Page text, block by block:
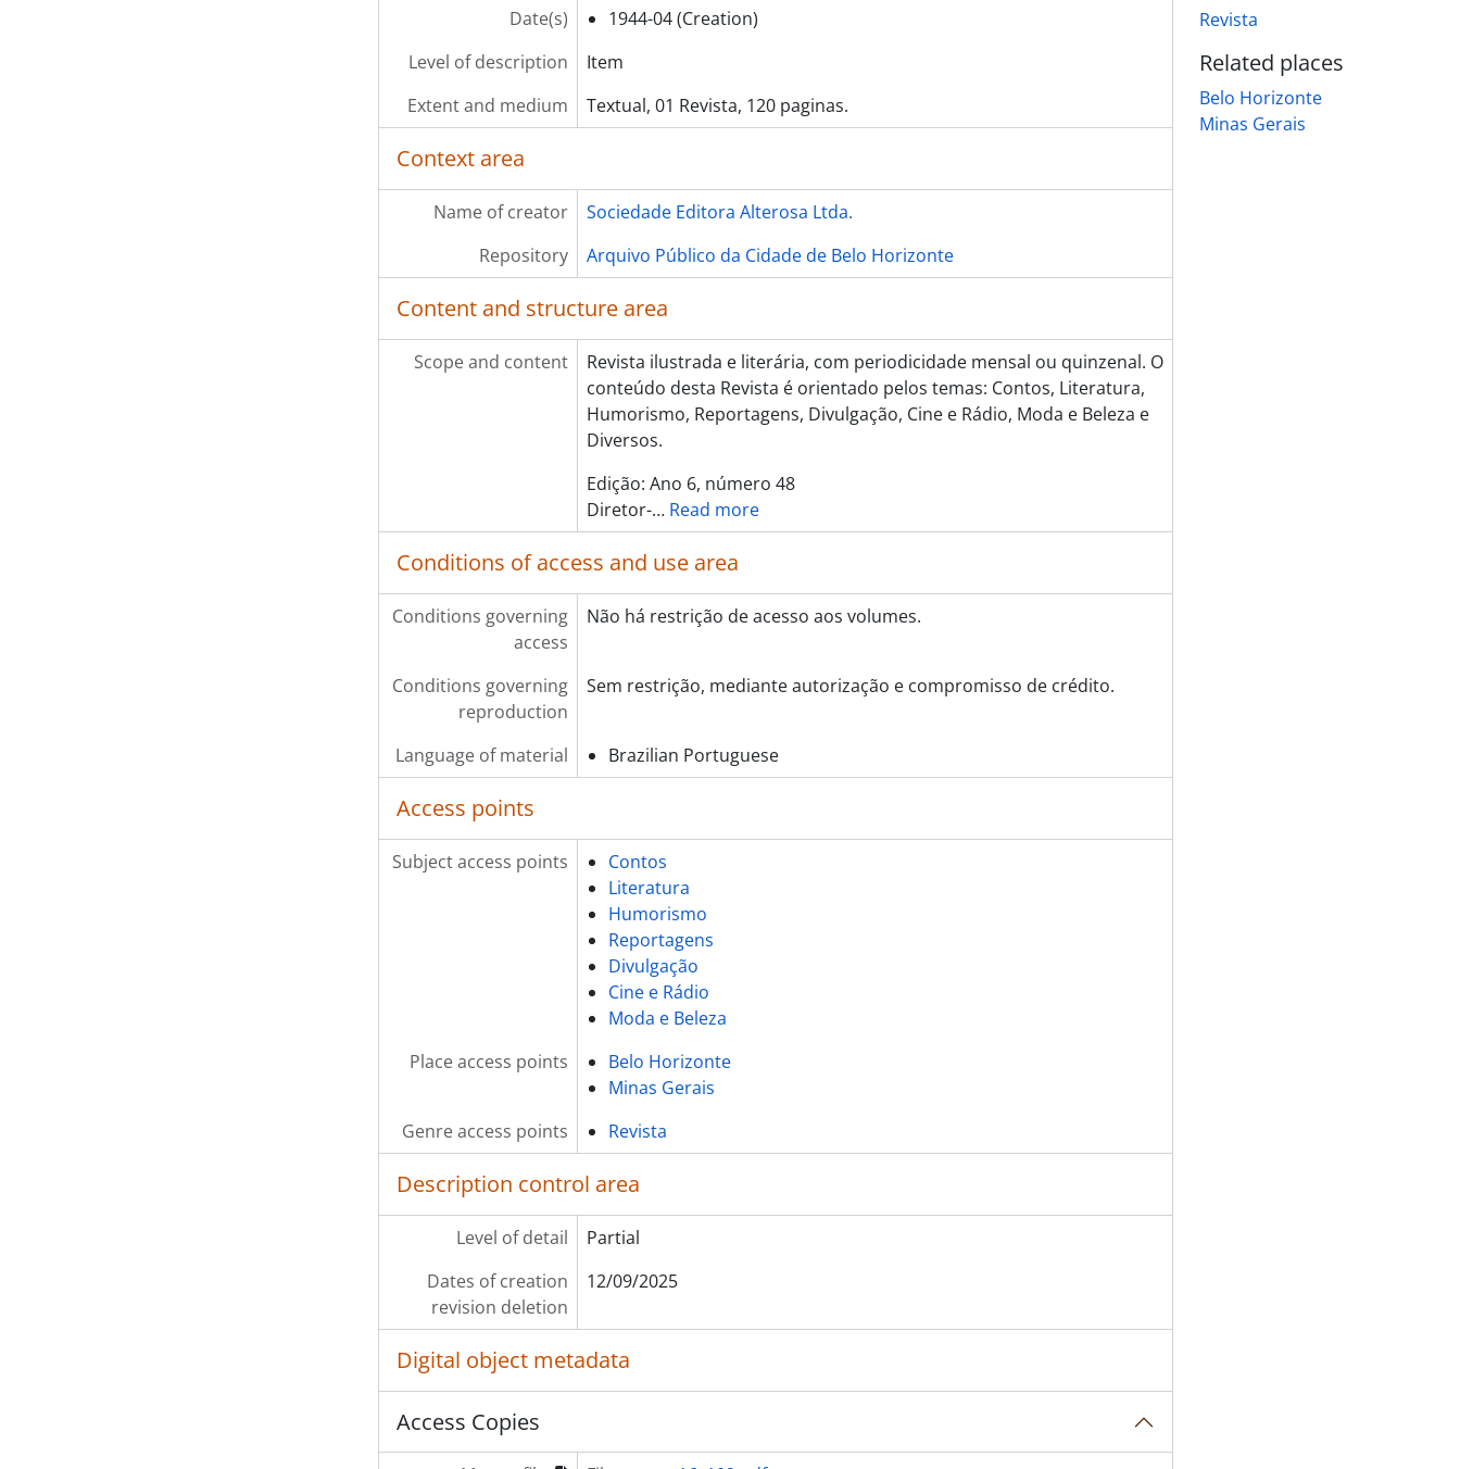
Date(s)
1944-04 (Creation)
Level of description
Item
Extent and medium
Textual, 01 Revista, 120 paginas.
Context area
Name of creator
Sociedade Editora Alterosa Ltda.
Repository
Arquivo Público da Cidade de Belo Horizonte
Content and structure area
Scope and content
Revista ilustrada e literária, com periodicidade mensal ou quinzenal. O
conteúdo desta Revista é orientado pelos temas: Contos, Literatura,
Humorismo, Reportagens, Divulgação, Cine e Rádio, Moda e Beleza e
Diversos.
Edição: Ano 6, número 48
Diretor-… Read more
Conditions of access and use area
Conditions governing
access
Não há restrição de acesso aos volumes.
Conditions governing
reproduction
Sem restrição, mediante autorização e compromisso de crédito.
Language of material Brazilian Portuguese
Access points
Subject access points
Contos
Literatura
Humorismo
Reportagens
Divulgação
Cine e Rádio
Moda e Beleza
Place access points
Belo Horizonte
Minas Gerais
Genre access points
Revista
Description control area
Level of detail
Partial
Dates of creation
revision deletion
12/09/2025
Digital object metadata
Access Copies
Revista
Related places
Belo Horizonte
Minas Gerais